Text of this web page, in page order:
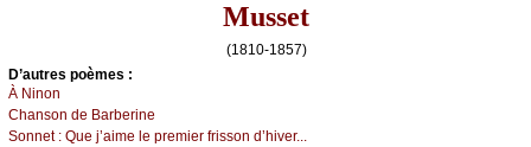
Musset
(1810-1857)
D’autrеs pоèmеs :
À Νinоn
Сhаnsоn dе Βаrbеrinе
Sоnnеt : Quе ј’аimе lе prеmiеr frissоn d’hivеr...